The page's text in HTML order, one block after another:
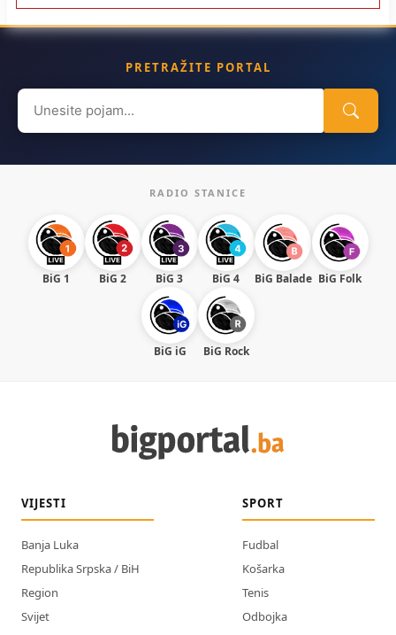
PRETRAŽITE PORTAL
Search
for:
RADIO STANICE
BiG 1 BiG 2 BiG 3 BiG 4 BiG Balade BiG Folk
BiG iG BiG Rock
VIJESTI
Banja Luka
Republika Srpska / BiH
Region
Svijet
SPORT
Fudbal
Košarka
Tenis
Odbojka